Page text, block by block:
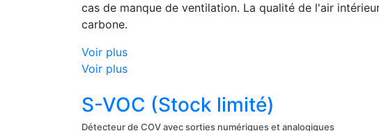
cas de manque de ventilation. La qualité de l'air
carbone.
Voir plus
Voir plus
S-VOC (Stock limité)
Détecteur de COV avec sorties numériques et analogiques